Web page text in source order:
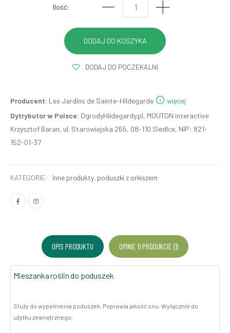
Ilość:
DODAJ DO POCZEKALNI
Producent: Les Jardins de Sainte-Hildegarde
więcej
Dytrybutor w Polsce: OgrodyHildegardy.pl, MOUTON interactive
Krzysztof Baran, ul. Starowiejska 265, 08-110 Siedlce, NIP: 821-
152-01-37
KATEGORIE: Inne produkty, poduszki z orkiszem
OPIS PRODUKTU OPINIE O PRODUKCIE (1)
Mieszanka roślin do poduszek
Służy do wypełnienia poduszek. Poprawia jakość snu. Wyłącznie do
użytku zewnętrznego.